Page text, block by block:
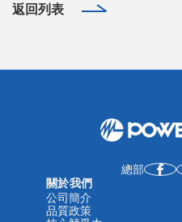
返回列表
總部
關於我們
公司簡介
品質政策